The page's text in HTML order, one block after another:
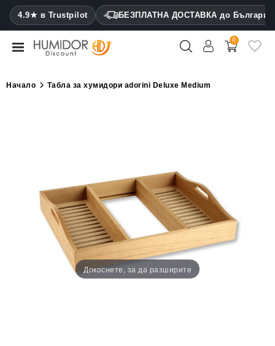
4.9★ в Trustpilot БЕЗПЛАТНА ДОСТАВКА до България
CATEGORY
Хумидори
0
Начало Табла за хумидори adorini Deluxe Medium
Докоснете, за да разширите